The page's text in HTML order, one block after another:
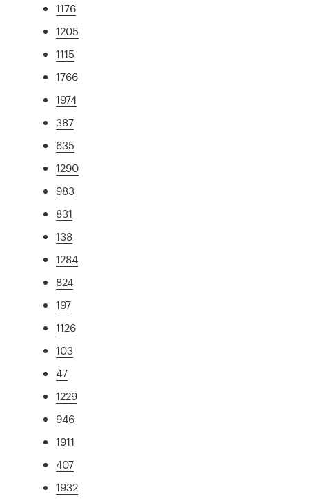
1176
1205
1115
1766
1974
387
635
1290
983
831
138
1284
824
197
1126
103
47
1229
946
1911
407
1932